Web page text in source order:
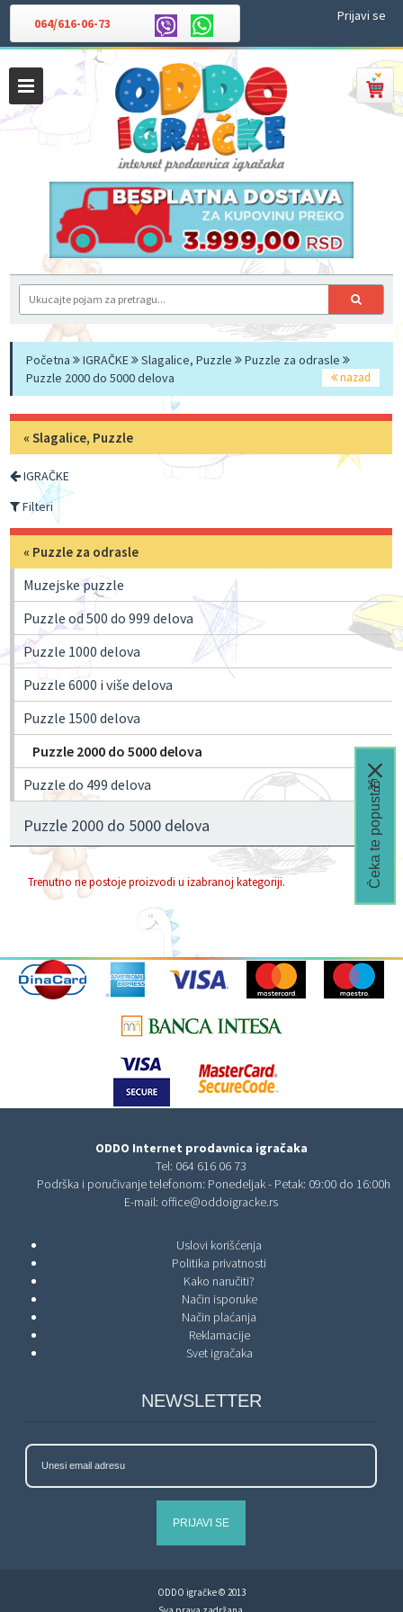
064/616-06-73 Prijavi se
Početna IGRAČKE Slagalice, Puzzle
Puzzle za odrasle
Puzzle 2000 do 5000 delova
nazad
«Slagalice, Puzzle
IGRAČKE
Filteri
« Puzzle za odrasle
Muzejske puzzle
Puzzle od 500 do 999 delova
Puzzle 1000 delova
Puzzle 6000 i više delova
Puzzle 1500 delova
Puzzle 2000 do 5000 delova
Puzzle do 499 delova
Puzzle 2000 do 5000 delova
Trenutno ne postoje proizvodi u izabranoj kategoriji.
ODDO Internet prodavnica igračaka
Tel: 064 616 06 73
Podrška i poručivanje telefonom: Ponedeljak - Petak: 09:00 do 16:00h
E-mail: office@oddoigracke.rs
Uslovi korišćenja
Politika privatnosti
Kako naručiti?
Način isporuke
Način plaćanja
Reklamacije
Svet igračaka
NEWSLETTER
PRIJAVI SE
ODDO igračke © 2013
Čeka te popust🎁